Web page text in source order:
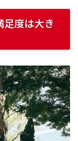
足度は大き